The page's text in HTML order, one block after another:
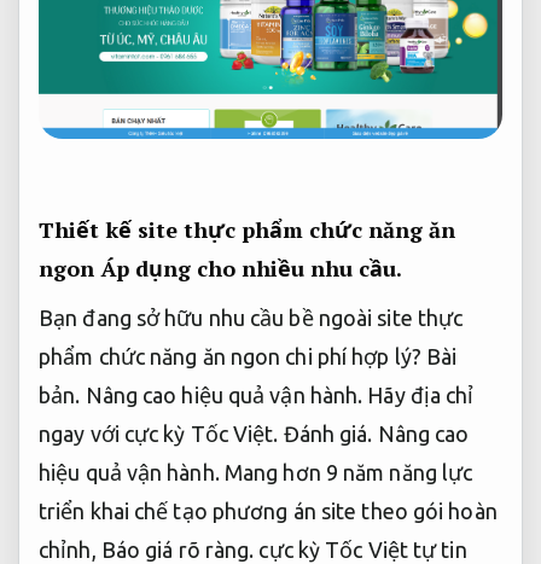
Thiết kế site thực phẩm chức năng ăn
ngon Áp dụng cho nhiều nhu cầu.
Bạn đang sở hữu nhu cầu bề ngoài site thực
phẩm chức năng ăn ngon chi phí hợp lý? Bài
bản. Nâng cao hiệu quả vận hành. Hãy địa chỉ
ngay với cực kỳ Tốc Việt. Đánh giá. Nâng cao
hiệu quả vận hành.Mang hơn 9 năm năng lực
triển khai chế tạo phương án site theo gói hoàn
chỉnh, Báo giá rõ ràng. cực kỳ Tốc Việt tự tin